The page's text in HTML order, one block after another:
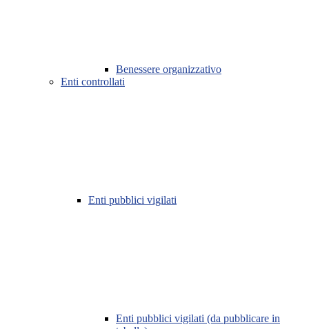
Benessere organizzativo
Enti controllati
Enti pubblici vigilati
Enti pubblici vigilati (da pubblicare in